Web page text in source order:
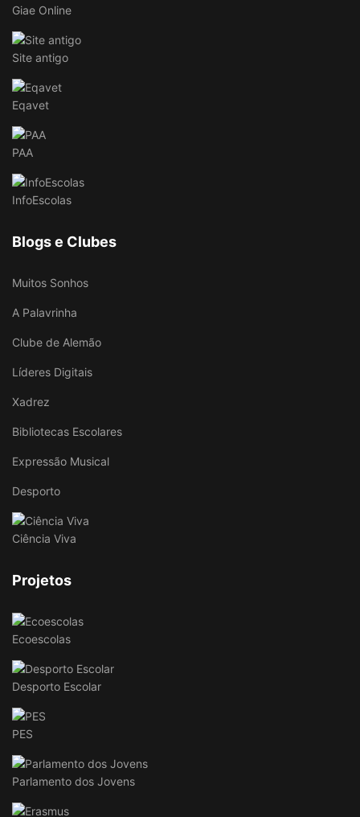
Giae Online
Site antigo
Eqavet
PAA
InfoEscolas
Blogs e Clubes
Muitos Sonhos
A Palavrinha
Clube de Alemão
Líderes Digitais
Xadrez
Bibliotecas Escolares
Expressão Musical
Desporto
Ciência Viva
Projetos
Ecoescolas
Desporto Escolar
PES
Parlamento dos Jovens